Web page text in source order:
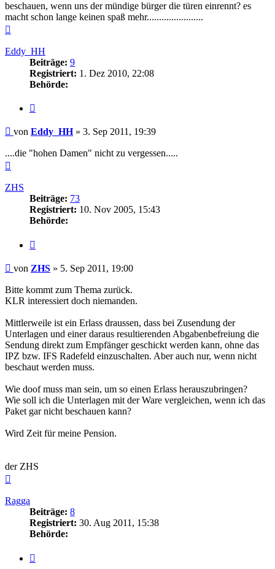
beschauen, wenn uns der mündige bürger die türen einrennt? es
macht schon lange keinen spaß mehr.......................
Eddy_HH
Beiträge: 9
Registriert: 1. Dez 2010, 22:08
Behörde:
Beitrag
von Eddy_HH» 3. Sep 2011, 19:39
....die "hohen Damen" nicht zu vergessen.....
ZHS
Beiträge: 73
Registriert: 10. Nov 2005, 15:43
Behörde:
Beitrag
von ZHS » 5. Sep 2011, 19:00
Bitte kommt zum Thema zurück.
KLR interessiert doch niemanden.
Mittlerweile ist ein Erlass draussen, dass bei Zusendung der
Unterlagen und einer daraus resultierenden Abgabenbefreiung die
Sendung direkt zum Empfänger geschickt werden kann, ohne das
IPZ bzw. IFS Radefeld einzuschalten. Aber auch nur, wenn nicht
beschaut werden muss.
Wie doof muss man sein, um so einen Erlass herauszubringen?
Wie soll ich die Unterlagen mit der Ware vergleichen, wenn ich das
Paket gar nicht beschauen kann?
Wird Zeit für meine Pension.
der ZHS
Ragga
Beiträge: 8
Registriert: 30. Aug 2011, 15:38
Behörde: